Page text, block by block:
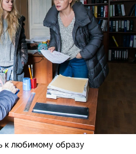
к любимому образу